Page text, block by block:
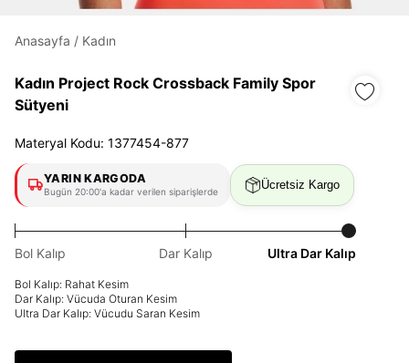
Anasayfa / Kadın
Kadın Project Rock Crossback Family Spor
Sütyeni
Materyal Kodu: 1377454-877
YARIN KARGODA
Bugün 20:00'a kadar verilen siparişlerde Ücretsiz Kargo
Bol Kalıp Dar Kalıp Ultra Dar Kalıp
Bol Kalıp: Rahat Kesim
Dar Kalıp: Vücuda Oturan Kesim
Ultra Dar Kalıp: Vücudu Saran Kesim
Kayıt Ol
E-posta
göster
Beni Hatırla